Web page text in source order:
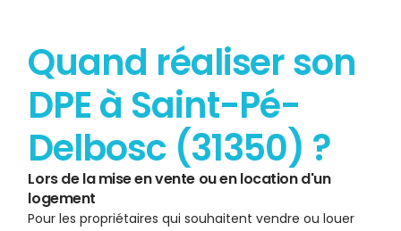
Quand réaliser son
DPE à Saint-Pé-
Delbosc (31350) ?
Lors de la mise en vente ou en location d'un
logement
Pour les propriétaires qui souhaitent vendre ou louer